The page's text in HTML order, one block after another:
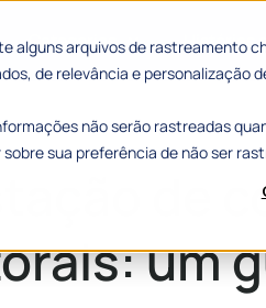
alguns arquivos de rastreamento
de relevância e personalização
não serão rastreadas
sua preferência de não ser
Categorias Histórias
de contas eleitorais: um guia
de
um